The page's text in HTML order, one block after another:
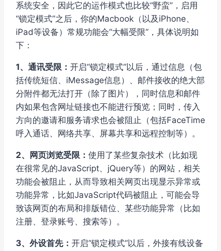
系统安全，因此它的运作模式也比较“野蛮”，启用
“锁定模式”之后，你的Macbook（以及iPhone、
iPad等设备）常规功能会“大幅受限”，具体说明如
下：
1、通讯受限： 开启“锁定模式”以后，通过信息（包
括传统短信、iMessage信息）、邮件接收的绝大部
分附件都无法打开（除了图片），同时信息和邮件
内如果包含网址链接也不能进行预览；同时，传入
方向的邀请和服务请求也会被阻止（包括FaceTime
呼入通话、网络共享、屏幕共享和远程控制等）。
2、网页浏览受限： 使用了某些复杂技术（比如现
在很常见的JavaScript、jQuery等）的网站，相关
功能会被阻止，从而导致相关网页出现显示异常或
功能异常，比如JavaScript代码被阻止，可能会导
致该网页的布局和排版错位、某些功能异常（比如
注册、登录账号、搜索等）。
3、外设首先： 开启“锁定模式”以后，外接有线设备